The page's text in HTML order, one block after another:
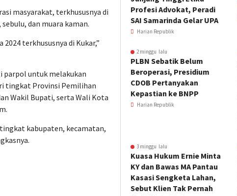
masyarakat, terkhususnya di
dan muara kaman.
terkhususnya di Kukar,”
parpol untuk melakukan
tingkat Provinsi Pemilihan
Wakil Bupati, serta Wali Kota
kabupaten, kecamatan,
Profesi Advokat, Peradi
SAI Samarinda Gelar UPA
Harian Republik
2 minggu lalu
PLBN Sebatik Belum
Beroperasi, Presidium
CDOB Pertanyakan
Kepastian ke BNPP
Harian Republik
3 minggu lalu
Kuasa Hukum Ernie Minta
KY dan Bawas MA Pantau
Kasasi Sengketa Lahan,
Sebut Klien Tak Pernah